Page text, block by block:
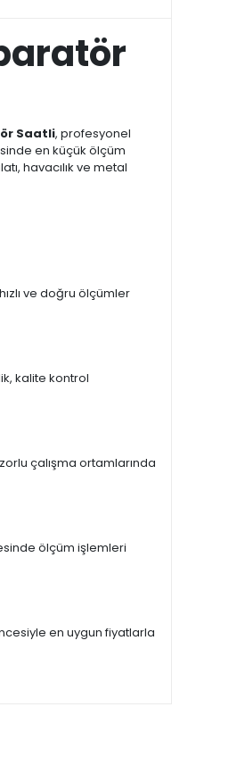
Saatli, profesyonel
en küçük ölçüm
havacılık ve metal
ve doğru ölçümler
kalite kontrol
çalışma ortamlarında
ölçüm işlemleri
en uygun fiyatlarla